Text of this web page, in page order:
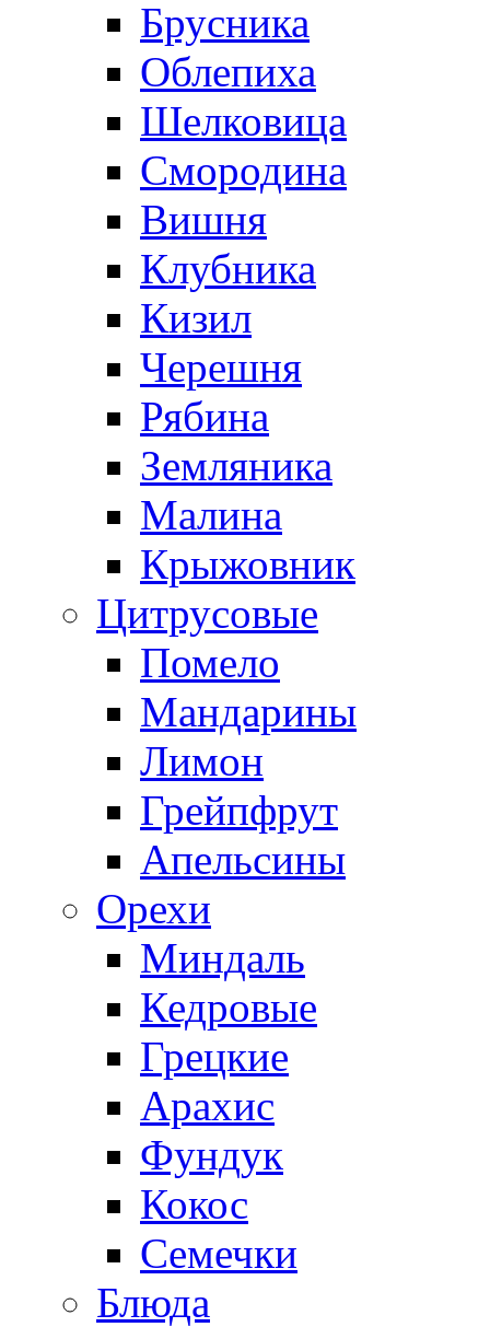
Брусника
Облепиха
Шелковица
Смородина
Вишня
Клубника
Кизил
Черешня
Рябина
Земляника
Малина
Крыжовник
Цитрусовые
Помело
Мандарины
Лимон
Грейпфрут
Апельсины
Орехи
Миндаль
Кедровые
Грецкие
Арахис
Фундук
Кокос
Семечки
Блюда